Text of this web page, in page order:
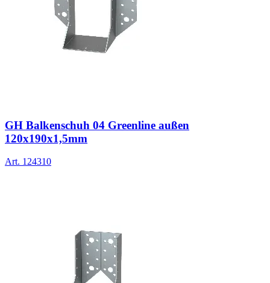
GH Balkenschuh 04 Greenline außen
120x190x1,5mm
Art. 124310